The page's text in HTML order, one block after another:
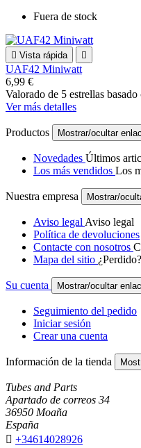
Fuera de stock
 Vista rápida 
UAF42 Miniwatt
6,99 €
Valorado de 5 estrellas basado
Ver más detalles
Productos Mostrar/ocultar
Novedades Últimos
Los más vendidos Los
Nuestra empresa Mostrar/
Aviso legal Aviso legal
Política de devoluciones
Contacte con nosotros
Mapa del sitio
Su cuenta Mostrar/ocultar
Seguimiento del pedido
Iniciar sesión
Crear una cuenta
Información de la tienda
Tubes and Parts
Apartado de correos 34
36950 Moaña
España
 +34614028926